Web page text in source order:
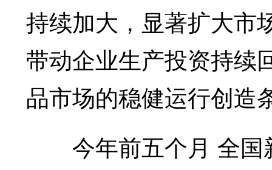
持续加大，显著扩大市
带动企业生产投资持续
品市场的稳健运行创造
今年前五个月 全国